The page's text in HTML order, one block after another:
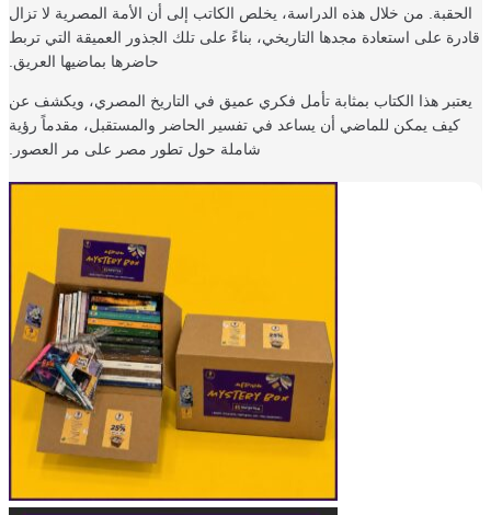
من خلال هذه الدراسة، يخلص الكاتب إلى أن الأمة المصرية لا تزال
على استعادة مجدها التاريخي، بناءً على تلك الجذور العميقة التي تربط
حاضرها بماضيها العريق.
هذا الكتاب بمثابة تأمل فكري عميق في التاريخ المصري، ويكشف عن
كيف يمكن للماضي أن يساعد في تفسير الحاضر والمستقبل، مقدماً رؤية
شاملة حول تطور مصر على مر العصور.